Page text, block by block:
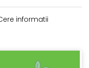
informatii